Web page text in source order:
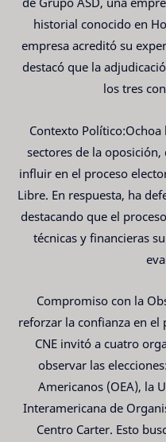
historial conocido en
empresa acreditó su
destacó que la
los tres
Contexto
sectores de la
influir en el proceso
Libre. En respuesta, ha
destacando que el
técnicas y financieras
Compromiso con la
reforzar la confianza en
CNE invitó a cuatro
observar las
Americanos (OEA), la
Interamericana de
Centro Carter. Esto